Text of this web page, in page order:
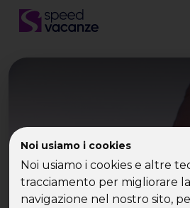
Noi usiamo i cookies
Noi usiamo i cookies e altre
tracciamento per migliorare
navigazione nel nostro sito,
Single